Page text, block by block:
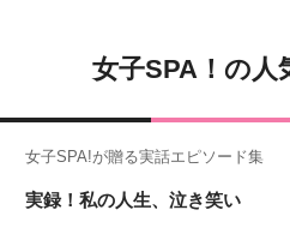
女子SPA！の人
女子SPA!が贈る実話エピソード集
実録！私の人生、泣き笑い